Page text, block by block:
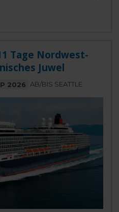
Tage Nordwest-
Juwel
2026 AB/BIS SEATTLE